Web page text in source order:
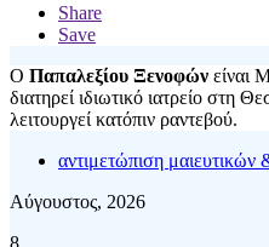
Share
Save
Ο Παπαλεξίου Ξενοφών είναι
διατηρεί ιδιωτικό ιατρείο στη
λειτουργεί κατόπιν ραντεβού.
αντιμετώπιση μαιευτικών
Αύγουστος, 2026
8